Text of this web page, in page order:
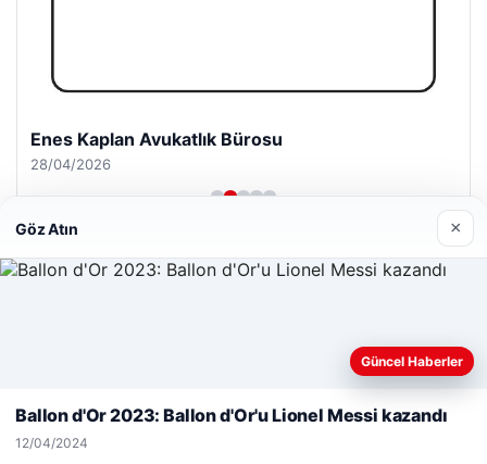
Enes Kaplan Avukatlık Bürosu
28/04/2026
Web sitemizi nasıl kullandığınızı daha iyi anlayabilmek,
deneyiminizi kişiselleştirmek ve geliştirmek amacıyla çerezler
Göz Atın ×
Güncel Haberler
Ballon d'Or 2023: Ballon d'Or'u Lionel Messi kazandı
12/04/2024
lemagrup.com.tr